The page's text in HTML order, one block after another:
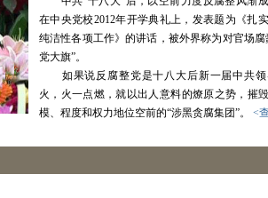
在中央党校2012年开学典礼上，发表题为《扎
纯洁性各项工作》的讲话，被外界称为对官场腐
党大旗”。
如果说反腐整党是十八大后新一届中共领
火，火一点燃，就以出人意料的燎原之势，摧
模、程度和权力地位空前的“涉黑贪腐集团”。 <